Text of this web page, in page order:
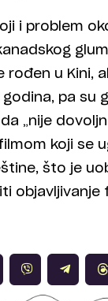
i problem
rođen u Kini,
pa su
„nije
koji se
što je
objavljivanje